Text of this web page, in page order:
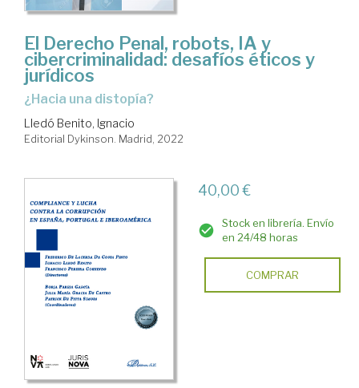
El Derecho Penal, robots, IA y
cibercriminalidad: desafíos éticos y
jurídicos
¿Hacia una distopía?
Lledó Benito, Ignacio
Editorial Dykinson. Madrid, 2022
40,00 €
Stock en librería. Envío
en 24/48 horas
COMPRAR